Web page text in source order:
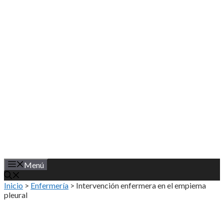
Menú
Inicio > Enfermería > Intervención enfermera en el empiema
pleural